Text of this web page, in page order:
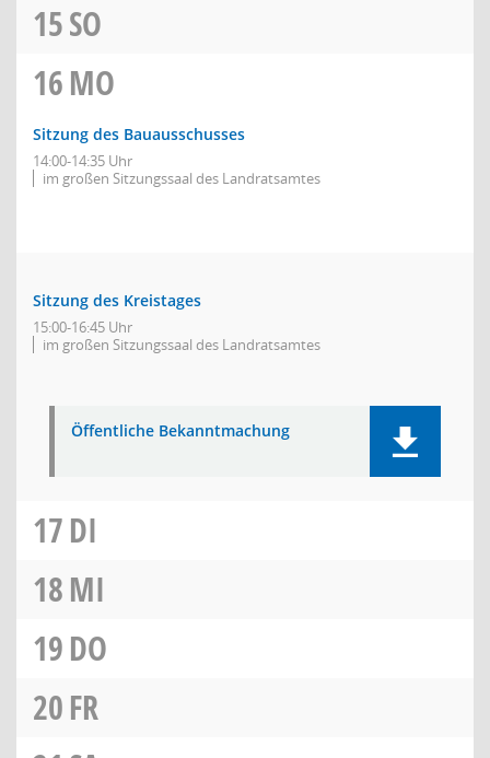
15SO
16MO
Sitzung des Bauausschusses
14:00-14:35 Uhr
im großen Sitzungssaal des Landratsamtes
Sitzung des Kreistages
15:00-16:45 Uhr
im großen Sitzungssaal des Landratsamtes
Öffentliche Bekanntmachung
17DI
18MI
19DO
20FR